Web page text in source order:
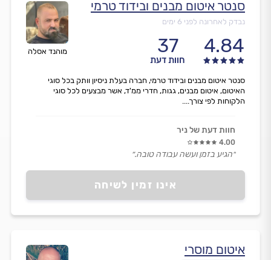
מוהנד אסלה
סנטר איטום מבנים ובידוד טרמי
נבדק לאחרונה לפני 6 ימים
4.84
37
חוות דעת
אינו זמין לשיחה
סנטר איטום מבנים ובידוד טרמי, חברה בעלת ניסיון וותק בכל סוגי
האיטום, איטום מבנים, גגות, חדרי ממ'ד, אשר מבצעים לכל סוגי
הלקוחות לפי צורך....
חוות דעת של ניר
4.00
״הגיע בזמן ועשה עבודה טובה.״
איטום מוסרי